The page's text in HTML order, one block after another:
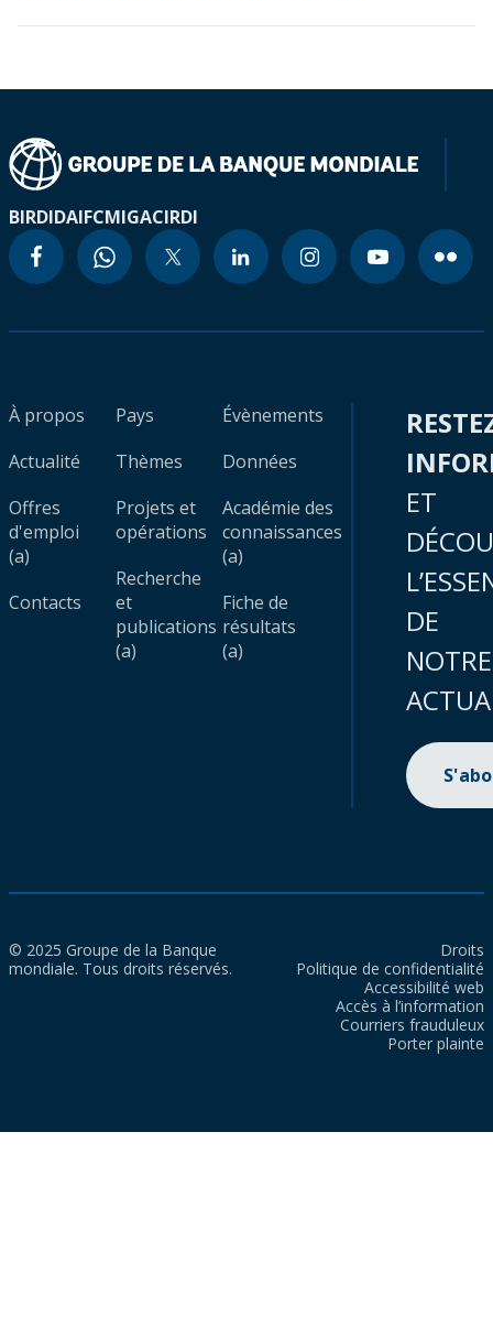
BIRDIDAIFCMIGACIRDI
À propos
Actualité
Offres
d'emploi
(a)
Contacts
Pays
Thèmes
Projets et
opérations
Recherche
et
publications
(a)
Évènements
Données
Académie des
connaissances
(a)
Fiche de
résultats
(a)
ET
DE
NOTRE
© 2025 Groupe de la Banque
mondiale. Tous droits réservés.
Droits
Politique de confidentialité
Accessibilité web
Accès à l’information
Courriers frauduleux
Porter plainte